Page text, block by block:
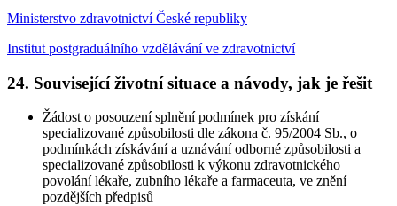
Ministerstvo zdravotnictví České republiky
Institut postgraduálního vzdělávání ve zdravotnictví
24. Související životní situace a návody, jak je řešit
Žádost o posouzení splnění podmínek pro získání
specializované způsobilosti dle zákona č. 95/2004 Sb., o
podmínkách získávání a uznávání odborné způsobilosti a
specializované způsobilosti k výkonu zdravotnického
povolání lékaře, zubního lékaře a farmaceuta, ve znění
pozdějších předpisů